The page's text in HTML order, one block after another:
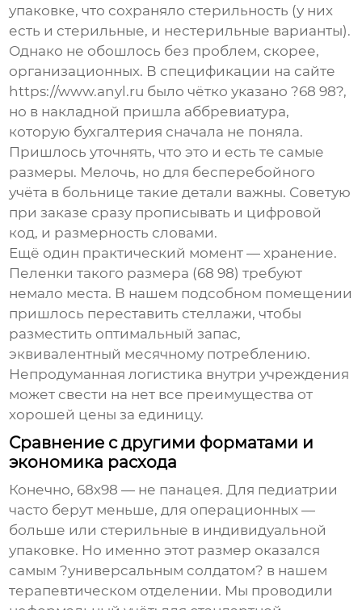
упаковке, что сохраняло стерильность (у них
есть и стерильные, и нестерильные варианты).
Однако не обошлось без проблем, скорее,
организационных. В спецификации на сайте
https://www.anyl.ru было чётко указано ?68 98?,
но в накладной пришла аббревиатура,
которую бухгалтерия сначала не поняла.
Пришлось уточнять, что это и есть те самые
размеры. Мелочь, но для бесперебойного
учёта в больнице такие детали важны. Советую
при заказе сразу прописывать и цифровой
код, и размерность словами.
Ещё один практический момент — хранение.
Пеленки такого размера (68 98) требуют
немало места. В нашем подсобном помещении
пришлось переставить стеллажи, чтобы
разместить оптимальный запас,
эквивалентный месячному потреблению.
Непродуманная логистика внутри учреждения
может свести на нет все преимущества от
хорошей цены за единицу.
Сравнение с другими форматами и
экономика расхода
Конечно, 68х98 — не панацея. Для педиатрии
часто берут меньше, для операционных —
больше или стерильные в индивидуальной
упаковке. Но именно этот размер оказался
самым ?универсальным солдатом? в нашем
терапевтическом отделении. Мы проводили